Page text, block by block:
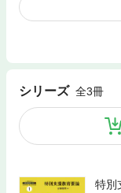
シリーズ 全3冊
特別